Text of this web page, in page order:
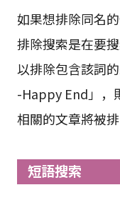
如果想排除同名
排除搜索是在要
以排除包含該詞
-Happy End」，
相關的文章將被排
短語搜索